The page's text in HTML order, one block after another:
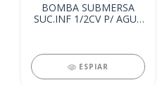
BOMBA SUBMERSA
SUC.INF 1/2CV P/ AGUA
ESPIAR